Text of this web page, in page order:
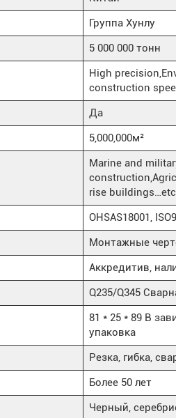
Группа Хунлу
5 000 000 тонн
High
construction
Да
5,000,000м²
Marine and
rise buildings…etc
OHSAS18001,
Монтажные
Аккредитив,
Q235/Q345
81 * 25 * 89 В
упаковка
Резка, гибка,
Более 50 лет
Черный,